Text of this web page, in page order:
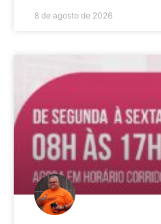
8 de agosto de 2026